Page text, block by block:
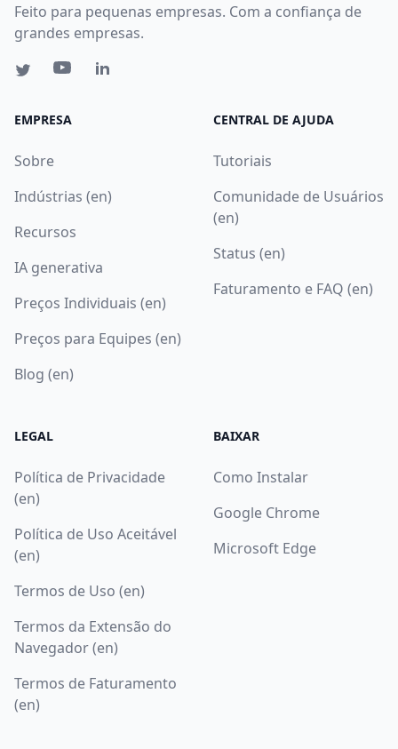
Feito para pequenas empresas. Com a confiança de
grandes empresas.
EMPRESA
Sobre
Indústrias (en)
Recursos
IA generativa
Preços Individuais (en)
Preços para Equipes (en)
Blog (en)
CENTRAL DE AJUDA
Tutoriais
Comunidade de Usuários
(en)
Status (en)
Faturamento e FAQ (en)
LEGAL
Política de Privacidade
(en)
Política de Uso Aceitável
(en)
Termos de Uso (en)
Termos da Extensão do
Navegador (en)
Termos de Faturamento
(en)
BAIXAR
Como Instalar
Google Chrome
Microsoft Edge